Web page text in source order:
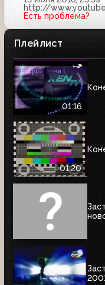
http://
Есть проблема?
Плейлист
01:16
01:20